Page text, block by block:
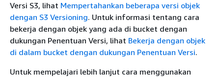
Versi S3, lihat Mempertahankan beberapa versi objek
dengan S3 Versioning. Untuk informasi tentang cara
bekerja dengan objek yang ada di bucket dengan
dukungan Penentuan Versi, lihat Bekerja dengan objek
di dalam bucket dengan dukungan Penentuan Versi.
Untuk mempelajari lebih lanjut cara menggunakan